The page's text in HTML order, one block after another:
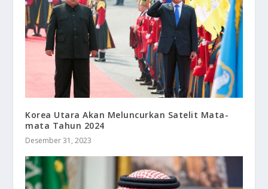
Korea Utara Akan Meluncurkan Satelit Mata-
mata Tahun 2024
Desember 31, 2023